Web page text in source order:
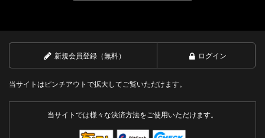
新規会員登録（無料） ログイン
当サイトはピンチアウトで拡大してご覧いただけます。
当サイトでは様々な決済方法をご使用いただけます。